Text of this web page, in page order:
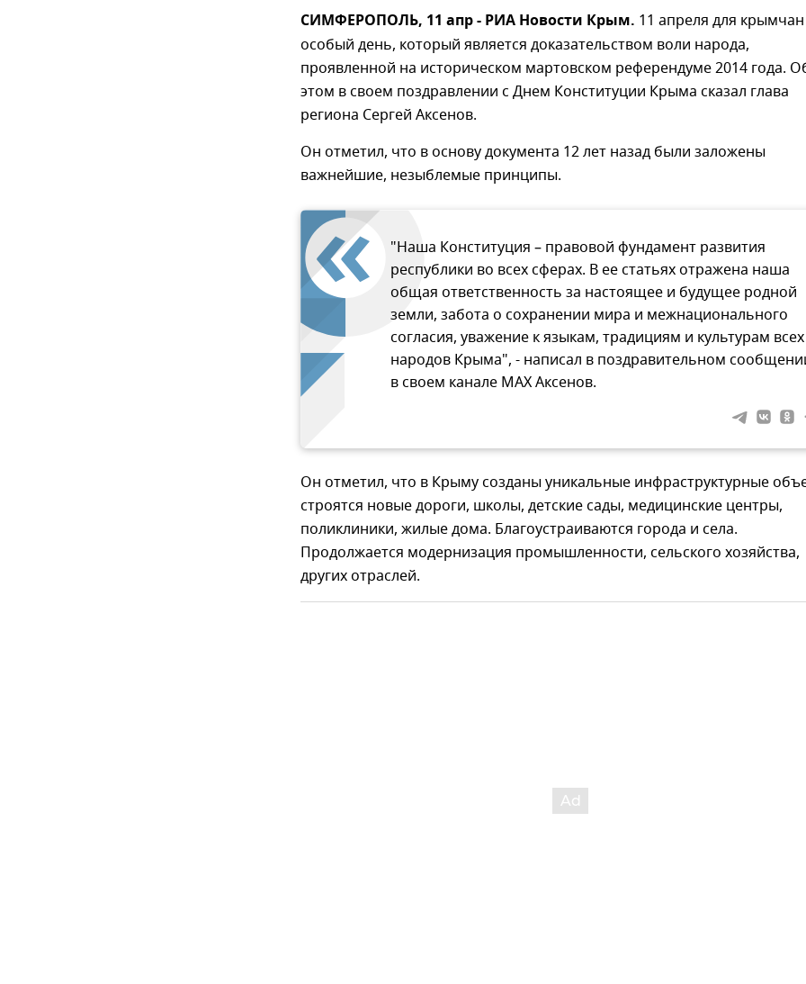
СИМФЕРОПОЛЬ, 11 апр - РИА Новости Крым. 11 апреля для крымчан
особый день, который является доказательством воли народа,
проявленной на историческом мартовском референдуме 2014 года.
этом в своем поздравлении с Днем Конституции Крыма сказал глава
региона Сергей Аксенов.
Он отметил, что в основу документа 12 лет назад были заложены
важнейшие, незыблемые принципы.
"Наша Конституция – правовой фундамент развития
республики во всех сферах. В ее статьях отражена наша
общая ответственность за настоящее и будущее родной
земли, забота о сохранении мира и межнационального
согласия, уважение к языкам, традициям и культурам всех
народов Крыма", - написал в поздравительном
в своем канале МАХ Аксенов.
Он отметил, что в Крыму созданы уникальные инфраструктурные
строятся новые дороги, школы, детские сады, медицинские центры,
поликлиники, жилые дома. Благоустраиваются города и села.
Продолжается модернизация промышленности, сельского хозяйства,
других отраслей.